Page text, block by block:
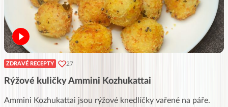
ZDRAVÉ RECEPTY 27
Rýžové kuličky Ammini Kozhukattai
Ammini Kozhukattai jsou rýžové knedlíčky vařené na páře.